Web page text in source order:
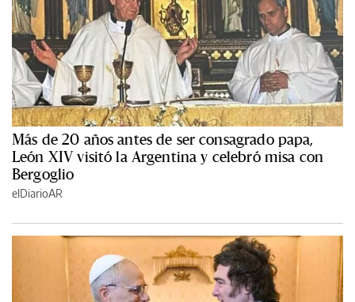
Más de 20 años antes de ser consagrado papa,
León XIV visitó la Argentina y celebró misa con
Bergoglio
elDiarioAR